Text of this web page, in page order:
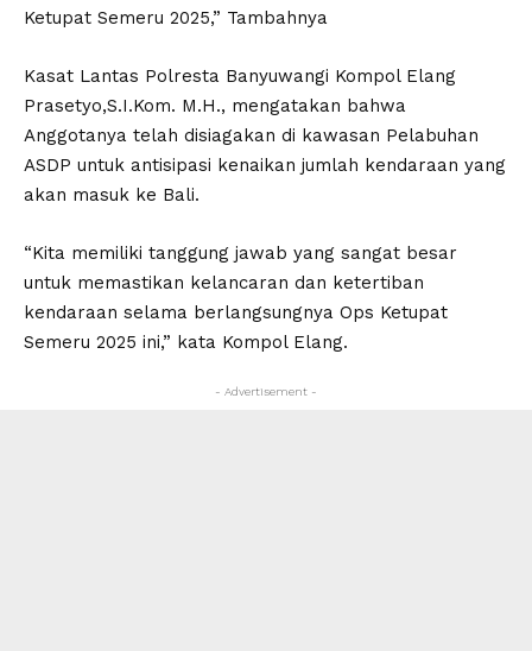
Ketupat Semeru 2025,” Tambahnya
Kasat Lantas Polresta Banyuwangi Kompol Elang
Prasetyo,S.I.Kom. M.H., mengatakan bahwa
Anggotanya telah disiagakan di kawasan Pelabuhan
ASDP untuk antisipasi kenaikan jumlah kendaraan yang
akan masuk ke Bali.
“Kita memiliki tanggung jawab yang sangat besar
untuk memastikan kelancaran dan ketertiban
kendaraan selama berlangsungnya Ops Ketupat
Semeru 2025 ini,” kata Kompol Elang.
- Advertisement -